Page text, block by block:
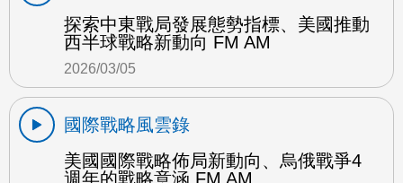
探索中東戰局發展態勢指標、美國推動
西半球戰略新動向 FM AM
2026/03/05
國際戰略風雲錄
美國國際戰略佈局新動向、烏俄戰爭4
週年的戰略意涵 FM AM